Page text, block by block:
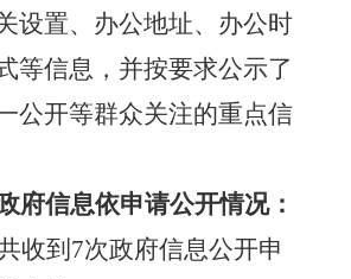
设置、办公地址、办公时
等信息，并按要求公示了
公开等群众关注的重点信
府信息依申请公开情况：
收到 7次政府信息公开申